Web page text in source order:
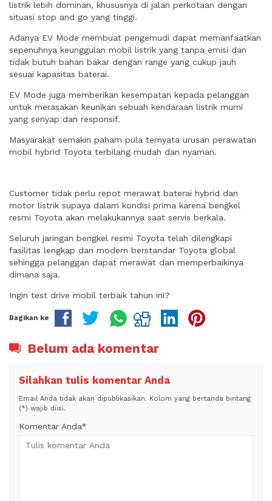
listrik lebih dominan, khususnya di jalan perkotaan dengan
situasi stop and go yang tinggi.
Adanya EV Mode membuat pengemudi dapat memanfaatkan
sepenuhnya keunggulan mobil listrik yang tanpa emisi dan
tidak butuh bahan bakar dengan range yang cukup jauh
sesuai kapasitas baterai.
EV Mode juga memberikan kesempatan kepada pelanggan
untuk merasakan keunikan sebuah kendaraan listrik murni
yang senyap dan responsif.
Masyarakat semakin paham pula ternyata urusan perawatan
mobil hybrid Toyota terbilang mudah dan nyaman.
Customer tidak perlu repot merawat baterai hybrid dan
motor listrik supaya dalam kondisi prima karena bengkel
resmi Toyota akan melakukannya saat servis berkala.
Seluruh jaringan bengkel resmi Toyota telah dilengkapi
fasilitas lengkap dan modern berstandar Toyota global
sehingga pelanggan dapat merawat dan memperbaikinya
dimana saja.
Ingin test drive mobil terbaik tahun ini?
Bagikan ke
Belum ada komentar
Silahkan tulis komentar Anda
Email Anda tidak akan dipublikasikan. Kolom yang bertanda bintang
(*) wajib diisi.
Komentar Anda*